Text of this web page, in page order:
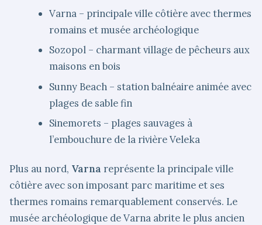
Varna – principale ville côtière avec thermes
romains et musée archéologique
Sozopol – charmant village de pêcheurs aux
maisons en bois
Sunny Beach – station balnéaire animée avec
plages de sable fin
Sinemorets – plages sauvages à
l’embouchure de la rivière Veleka
Plus au nord, Varna représente la principale ville
côtière avec son imposant parc maritime et ses
thermes romains remarquablement conservés. Le
musée archéologique de Varna abrite le plus ancien